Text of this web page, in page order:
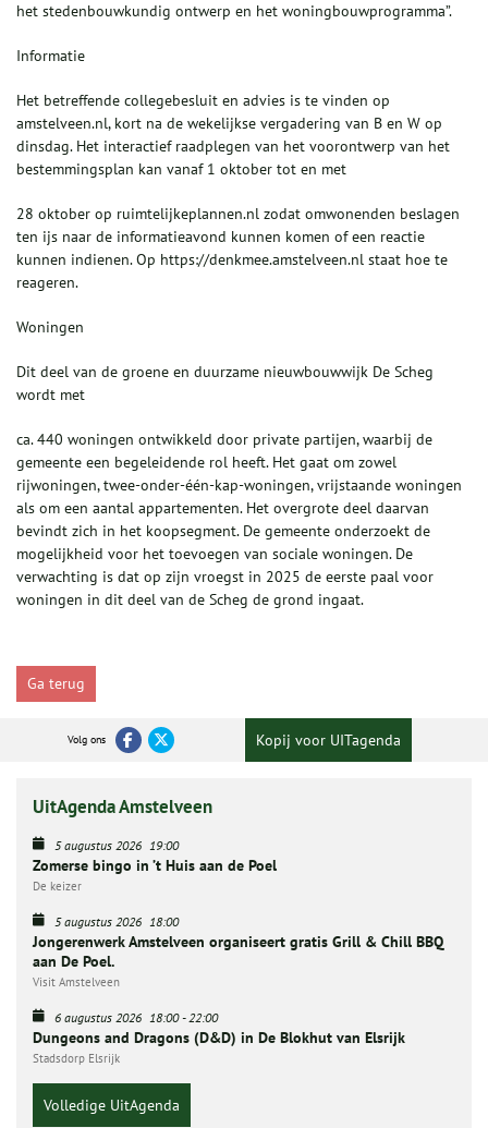
het stedenbouwkundig ontwerp en het woningbouwprogramma”.
Informatie
Het betreffende collegebesluit en advies is te vinden op
amstelveen.nl, kort na de wekelijkse vergadering van B en W op
dinsdag. Het interactief raadplegen van het voorontwerp van het
bestemmingsplan kan vanaf 1 oktober tot en met
28 oktober op ruimtelijkeplannen.nl zodat omwonenden beslagen
ten ijs naar de informatieavond kunnen komen of een reactie
kunnen indienen. Op https://denkmee.amstelveen.nl staat hoe te
reageren.
Woningen
Dit deel van de groene en duurzame nieuwbouwwijk De Scheg
wordt met
ca. 440 woningen ontwikkeld door private partijen, waarbij de
gemeente een begeleidende rol heeft. Het gaat om zowel
rijwoningen, twee-onder-één-kap-woningen, vrijstaande woningen
als om een aantal appartementen. Het overgrote deel daarvan
bevindt zich in het koopsegment. De gemeente onderzoekt de
mogelijkheid voor het toevoegen van sociale woningen. De
verwachting is dat op zijn vroegst in 2025 de eerste paal voor
woningen in dit deel van de Scheg de grond ingaat.
Ga terug
Volg ons Kopij voor UITagenda
UitAgenda Amstelveen
5 augustus 2026 19:00
Zomerse bingo in ’t Huis aan de Poel
De keizer
5 augustus 2026 18:00
Jongerenwerk Amstelveen organiseert gratis Grill & Chill BBQ
aan De Poel.
Visit Amstelveen
6 augustus 2026 18:00-22:00
Dungeons and Dragons (D&D) in De Blokhut van Elsrijk
Stadsdorp Elsrijk
Volledige UitAgenda